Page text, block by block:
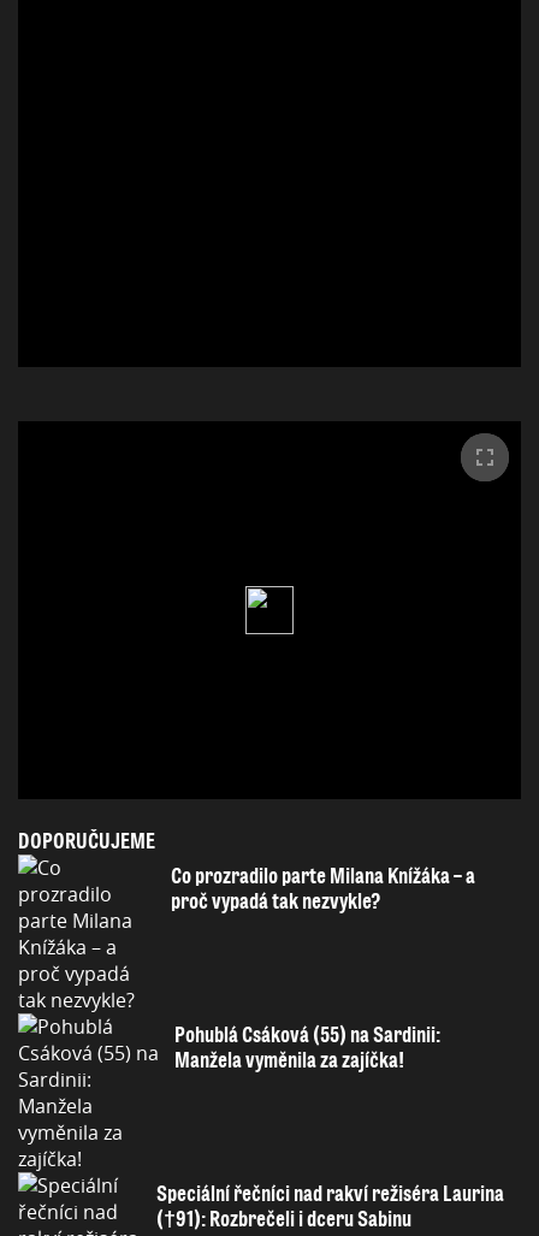
DOPORUČUJEME
Co prozradilo parte Milana Knížáka – a
proč vypadá tak nezvykle?
Pohublá Csáková (55) na Sardinii:
Manžela vyměnila za zajíčka!
Speciální řečníci nad rakví režiséra Laurina
(†91): Rozbrečeli i dceru Sabinu